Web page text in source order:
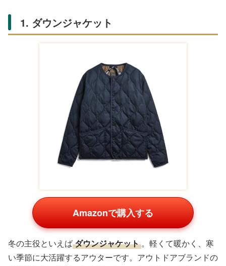
1. ダウンジャケット
Amazonで購入する
冬の主役といえばダウンジャケット 。軽くて暖かく、寒
い季節に大活躍するアウターです。アウトドアブランドの